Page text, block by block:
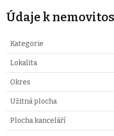
Údaje k
Kategorie
Lokalita
Okres
Užitná plocha
Plocha kanceláří